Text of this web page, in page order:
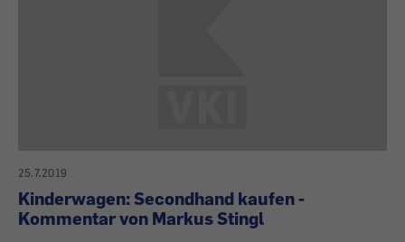
25.7.2019
Kinderwagen: Secondhand kaufen -
Kommentar von Markus Stingl